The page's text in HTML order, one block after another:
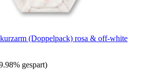
(Doppelpack) rosa & off-white
gespart)